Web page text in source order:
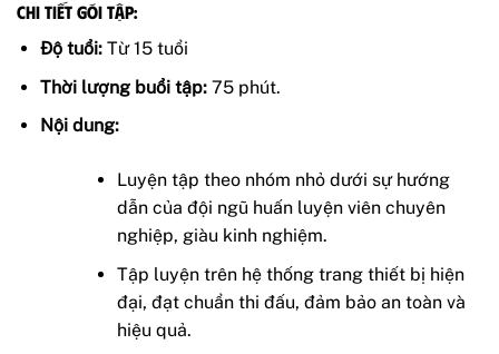
Chi tiết gói tập:
Độ tuổi:Từ 15 tuổi
Thời lượng buổi tập:75 phút.
Nội dung:
Luyện tập theo nhóm nhỏ dưới sự hướng
dẫn của đội ngũ huấn luyện viên chuyên
nghiệp, giàu kinh nghiệm.
Tập luyện trên hệ thống trang thiết bị hiện
đại, đạt chuẩn thi đấu, đảm bảo an toàn và
hiệu quả.